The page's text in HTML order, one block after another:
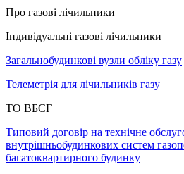
Про газові лічильники
Індивідуальні газові лічильники
Загальнобудинкові вузли обліку газу
Телеметрія для лічильників газу
ТО ВБСГ
Типовий договір на технічне
внутрішньобудинкових систем
багатоквартирного будинку